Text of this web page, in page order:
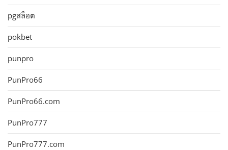
pgสล็อต
pokbet
punpro
PunPro66
PunPro66.com
PunPro777
PunPro777.com